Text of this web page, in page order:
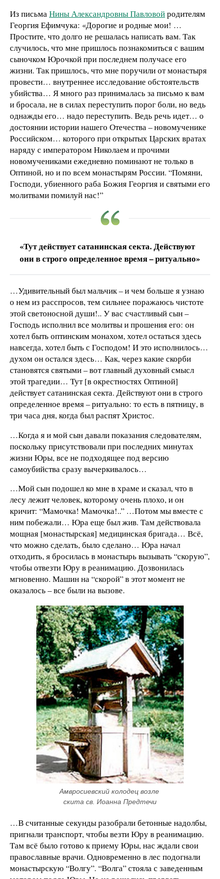
Из письмаНины Александровны Павловойродителям
Георгия Ефимчука: «Дорогие и родные мои! …
Простите, что долго не решалась написать вам. Так
случилось, что мне пришлось познакомиться с вашим
сыночком Юрочкой при последнем получасе его
жизни. Так пришлось, что мне поручили от монастыря
провести… внутреннее исследование обстоятельств
убийства… Я много раз принималась за письмо к вам
и бросала, не в силах переступить порог боли, но ведь
однажды его… надо переступить. Ведь речь идет… о
достоянии истории нашего Отечества – новомученике
Российском… которого при открытых Царских вратах
наряду с императором Николаем и прочими
новомучениками ежедневно поминают не только в
Оптиной, но и по всем монастырям России. “Помяни,
Господи, убиенного раба Божия Георгия и святыми его
молитвами помилуй нас!”
«Тут действует сатанинская секта. Действуют
они в строго определенное время – ритуально»
…Удивительный был мальчик – и чем больше я узнаю
о нем из расспросов, тем сильнее поражаюсь чистоте
этой светоносной души!.. У вас счастливый сын –
Господь исполнил все молитвы и прошения его: он
хотел быть оптинским монахом, хотел остаться здесь
навсегда, хотел быть с Господом! И это исполнилось…
духом он остался здесь… Как, через какие скорби
становятся святыми – вот главный духовный смысл
этой трагедии… Тут [в окрестностях Оптиной]
действует сатанинская секта. Действуют они в строго
определенное время – ритуально: то есть в пятницу, в
три часа дня, когда был распят Христос.
…Когда я и мой сын давали показания следователям,
поскольку присутствовали при последних минутах
жизни Юры, все не подходящее под версию
самоубийства сразу вычеркивалось…
…Мой сын подошел ко мне в храме и сказал, что в
лесу лежит человек, которому очень плохо, и он
кричит: “Мамочка! Мамочка!..” …Потом мы вместе с
ним побежали… Юра еще был жив. Там действовала
мощная [монастырская] медицинская бригада… Всё,
что можно сделать, было сделано… Юра начал
отходить, я бросилась в монастырь вызывать “скорую”,
чтобы отвезти Юру в реанимацию. Дозвонилась
мгновенно. Машин на “скорой” в этот момент не
оказалось – все были на вызове.
Амвросиевский колодец возле
скита св. Иоанна Предтечи
…В считанные секунды разобрали бетонные надолбы,
пригнали транспорт, чтобы везти Юру в реанимацию.
Там всё было готово к приему Юры, нас ждали свои
православные врачи. Одновременно в лес подогнали
монастырскую “Волгу”. “Волга” стояла с заведенным